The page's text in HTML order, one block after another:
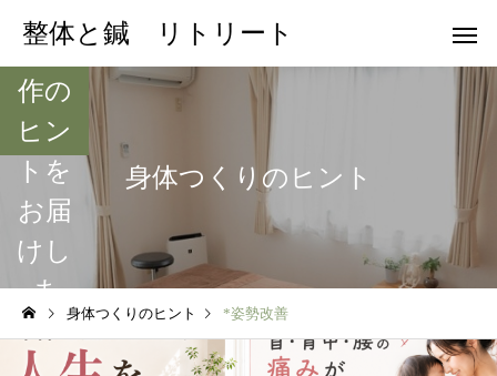
整体と鍼 リトリート
身体つくりのヒント
常動
作の
ヒン
トを
お届
けし
ま
す。
身体つくりのヒント *姿勢改善